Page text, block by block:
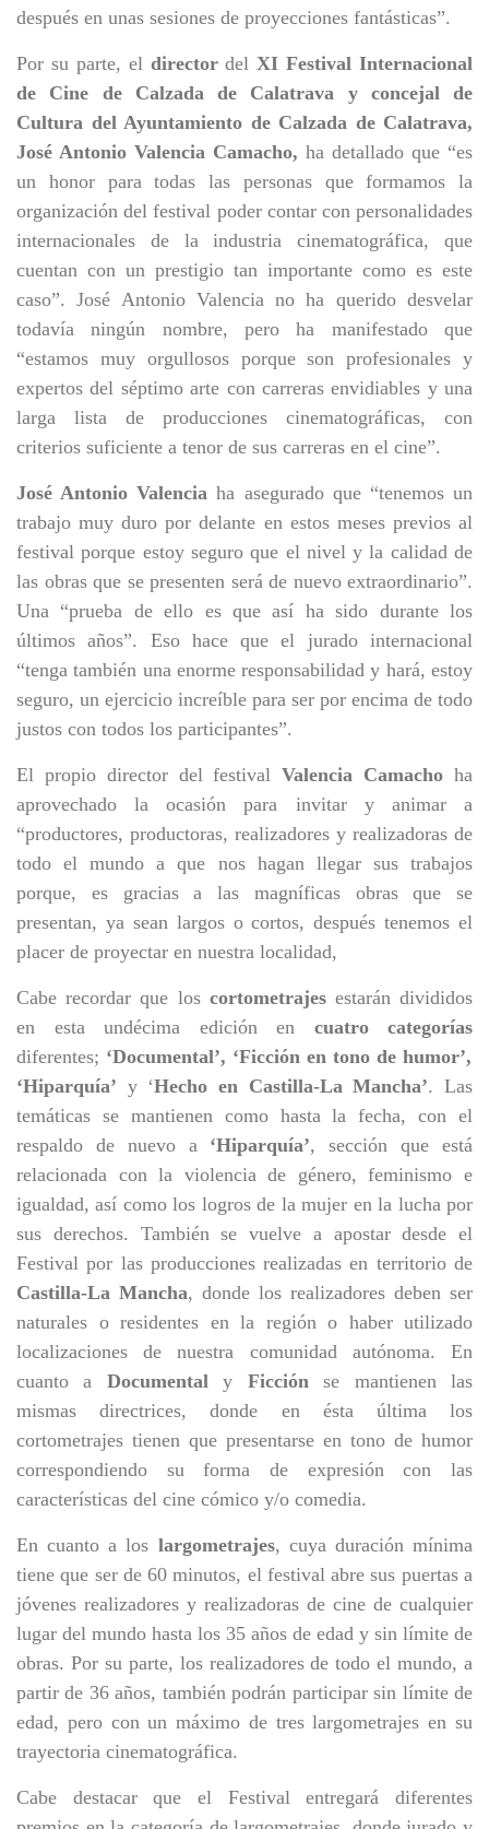
después en unas sesiones de proyecciones fantásticas”.
Por su parte, el directordelXI Festival Internacional
de Cine de Calzada de Calatrava y concejal de
Cultura del Ayuntamiento de Calzada de Calatrava,
José Antonio Valencia Camacho, ha detallado que “es
un honor para todas las personas que formamos la
organización del festival poder contar con personalidades
internacionales de la industria cinematográfica, que
cuentan con un prestigio tan importante como es este
caso”. José Antonio Valencia no ha querido desvelar
todavía ningún nombre, pero ha manifestado que
“estamos muy orgullosos porque son profesionales y
expertos del séptimo arte con carreras envidiables y una
larga lista de producciones cinematográficas, con
criterios suficiente a tenor de sus carreras en el cine”.
José Antonio Valenciaha asegurado que “tenemos un
trabajo muy duro por delante en estos meses previos al
festival porque estoy seguro que el nivel y la calidad de
las obras que se presenten será de nuevo extraordinario”.
Una “prueba de ello es que así ha sido durante los
últimos años”. Eso hace que el jurado internacional
“tenga también una enorme responsabilidad y hará, estoy
seguro, un ejercicio increíble para ser por encima de todo
justos con todos los participantes”.
El propio director del festivalValencia Camacho ha
aprovechado la ocasión para invitar y animar a
“productores, productoras, realizadores y realizadoras de
todo el mundo a que nos hagan llegar sus trabajos
porque, es gracias a las magníficas obras que se
presentan, ya sean largos o cortos, después tenemos el
placer de proyectar en nuestra localidad,
Cabe recordar que los cortometrajesestarán divididos
en esta undécima edición en cuatro categorías
diferentes; ‘Documental’, ‘Ficción en tono de humor’,
‘Hiparquía’ y ‘Hecho en Castilla-La Mancha’. Las
temáticas se mantienen como hasta la fecha, con el
respaldo de nuevo a ‘Hiparquía’, sección que está
relacionada con la violencia de género, feminismo e
igualdad, así como los logros de la mujer en la lucha por
sus derechos. También se vuelve a apostar desde el
Festival por las producciones realizadas en territorio de
Castilla-La Mancha, donde los realizadores deben ser
naturales o residentes en la región o haber utilizado
localizaciones de nuestra comunidad autónoma. En
cuanto a Documentaly Ficciónse mantienen las
mismas directrices, donde en ésta última los
cortometrajes tienen que presentarse en tono de humor
correspondiendo su forma de expresión con las
características del cine cómico y/o comedia.
En cuanto a los largometrajes, cuya duración mínima
tiene que ser de 60 minutos, el festival abre sus puertas a
jóvenes realizadores y realizadoras de cine de cualquier
lugar del mundo hasta los 35 años de edad y sin límite de
obras. Por su parte, los realizadores de todo el mundo, a
partir de 36 años, también podrán participar sin límite de
edad, pero con un máximo de tres largometrajes en su
trayectoria cinematográfica.
Cabe destacar que el Festival entregará diferentes